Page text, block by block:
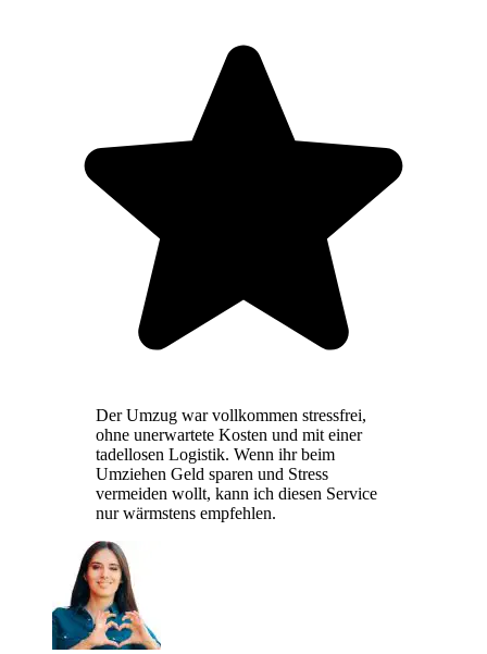
Der Umzug war vollkommen stressfrei,
ohne unerwartete Kosten und mit einer
tadellosen Logistik. Wenn ihr beim
Umziehen Geld sparen und Stress
vermeiden wollt, kann ich diesen Service
nur wärmstens empfehlen.